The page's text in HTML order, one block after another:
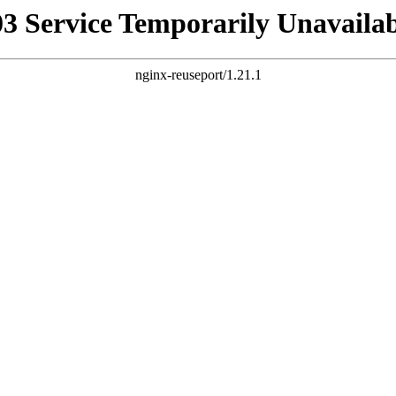
Service Temporarily
nginx-reuseport/1.21.1